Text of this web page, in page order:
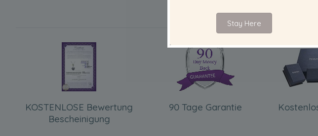
IN IHREM
KOSTENLOSE Bewertung
Bescheinigung
90 Tage Garantie
Stay Here